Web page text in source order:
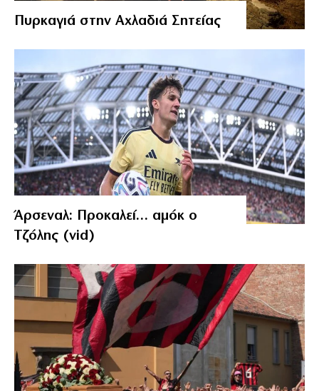
Πυρκαγιά στην Αχλαδιά Σητείας
Άρσεναλ: Προκαλεί… αμόκ ο
Τζόλης (vid)